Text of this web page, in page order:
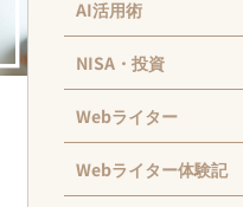
AI活用術
NISA・投資
Webライター
Webライター体験記